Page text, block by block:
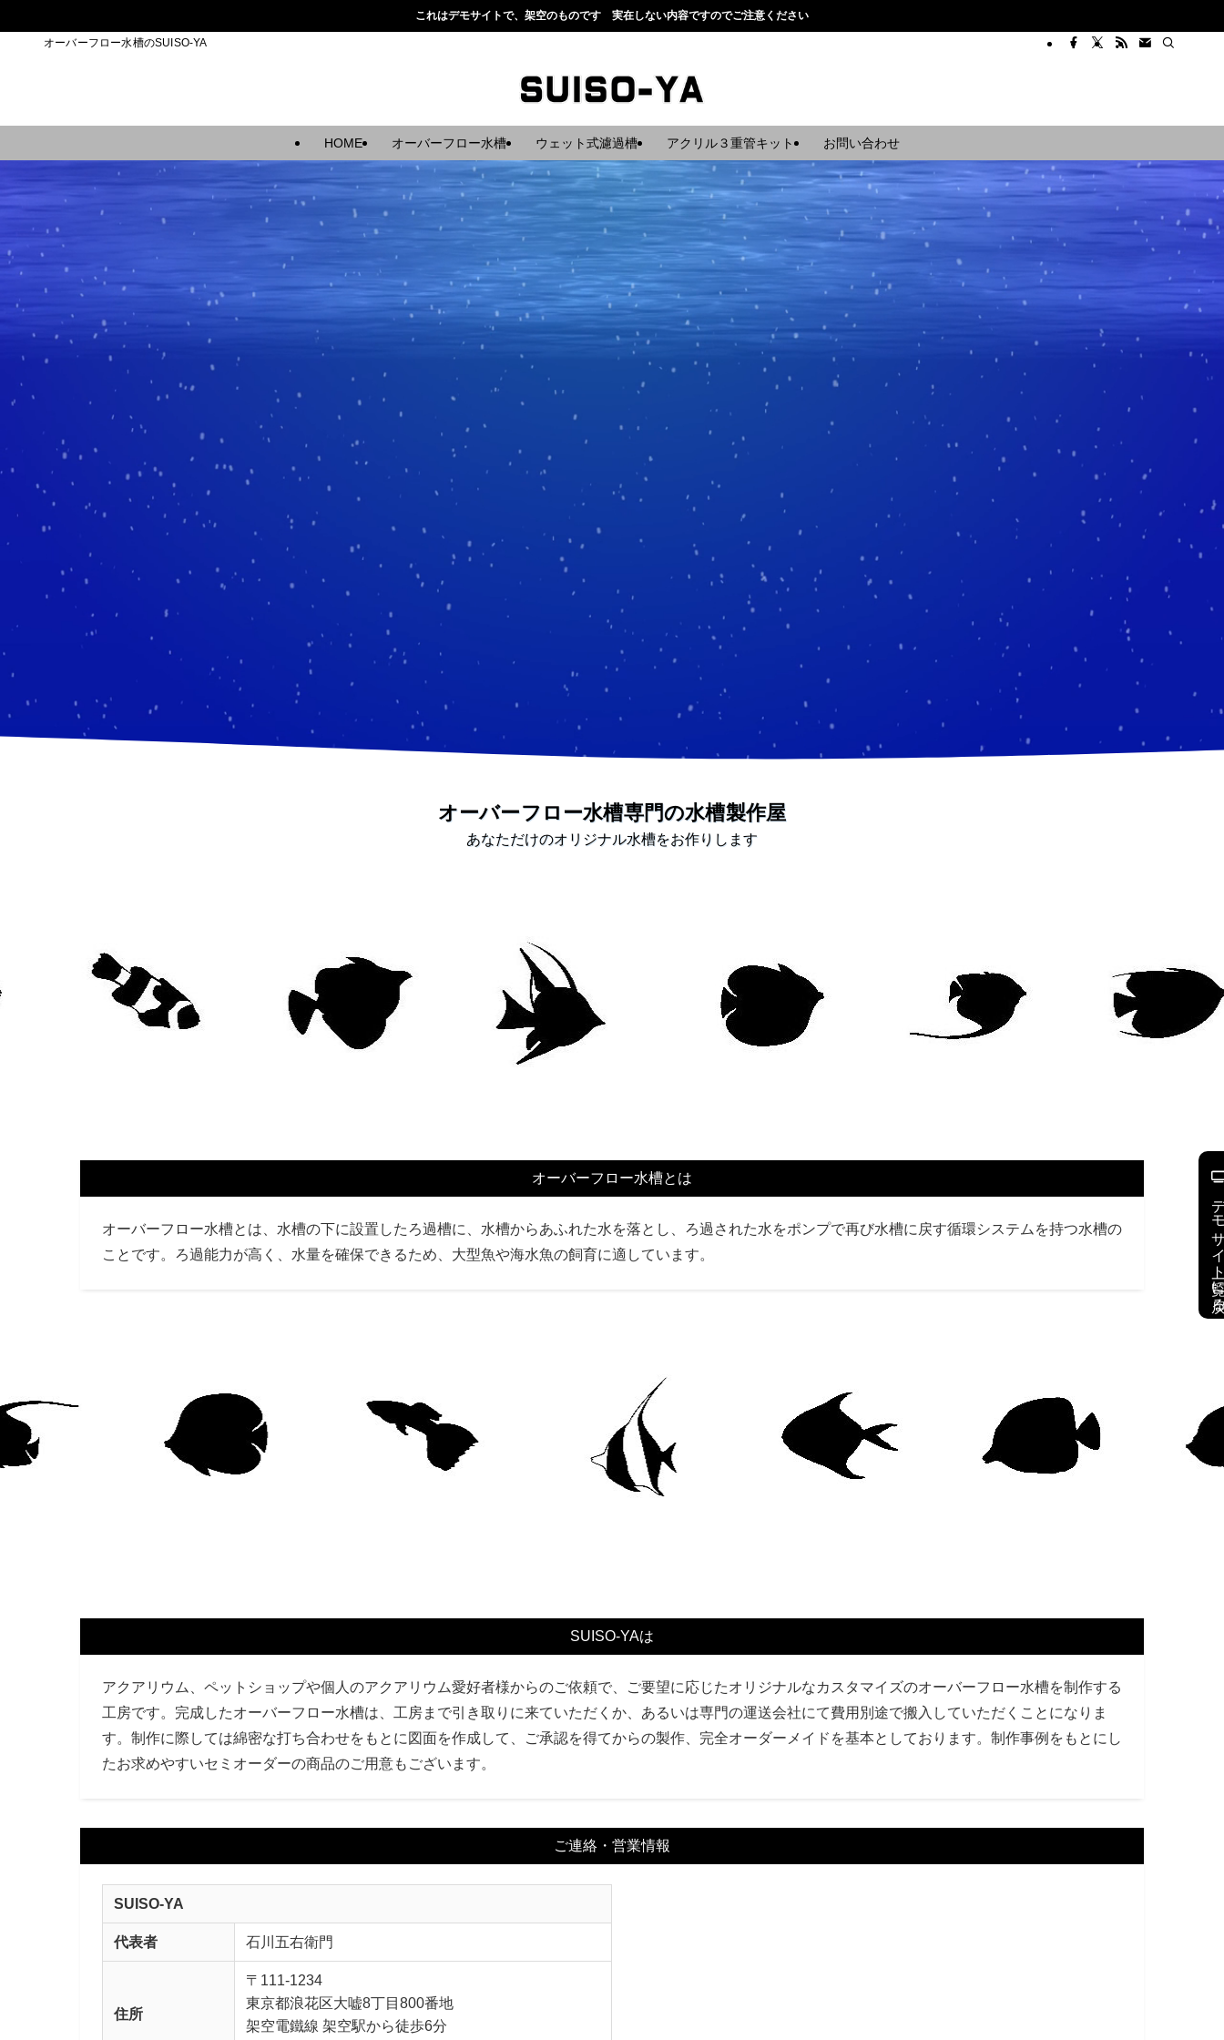
これはデモサイトで、架空のものです 実在しない内容ですのでご注意ください
オーバーフロー水槽のSUISO-YA
HOME オーバーフロー水槽 ウェット式濾過槽 アクリル３重管キット お問い合わせ
オーバーフロー水槽専門の水槽製作屋
あなただけのオリジナル水槽をお作りします
オーバーフロー水槽とは
オーバーフロー水槽とは、水槽の下に設置したろ過槽に、水槽からあふれた水を落とし、ろ過された水をポンプで再び水槽に戻す循環システムを持つ水槽の
ことです。ろ過能力が高く、水量を確保できるため、大型魚や海水魚の飼育に適しています。
SUISO-YAは
アクアリウム、ペットショップや個人のアクアリウム愛好者様からのご依頼で、ご要望に応じたオリジナルなカスタマイズのオーバーフロー水槽を制作する
工房です。完成したオーバーフロー水槽は、工房まで引き取りに来ていただくか、あるいは専門の運送会社にて費用別途で搬入していただくことになりま
す。制作に際しては綿密な打ち合わせをもとに図面を作成して、ご承認を得てからの製作、完全オーダーメイドを基本としております。制作事例をもとにし
たお求めやすいセミオーダーの商品のご用意もございます。
ご連絡・営業情報
SUISO-YA
代表者 石川五右衛門
住所
〒111-1234
東京都浪花区大嘘8丁目800番地
架空電鐵線 架空駅から徒歩6分
デモサイ